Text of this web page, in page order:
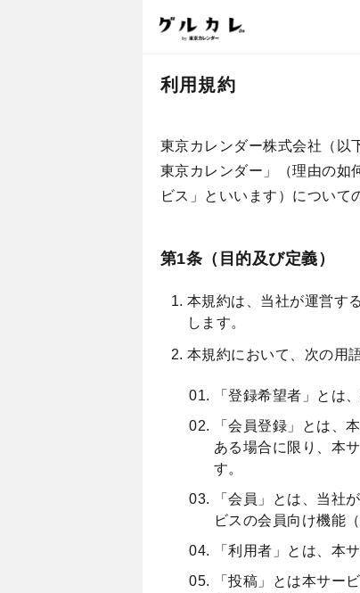
利用規約
東京カレンダー株式会社（以
東京カレンダー」（理由の如
ビス」といいます）について
第1条（目的及び定義）
本規約は、当社が運営す
します。
本規約において、次の用
「登録希望者」とは
「会員登録」とは、
ある場合に限り、本
す。
「会員」とは、当社
ビスの会員向け機能
「利用者」とは、本
「投稿」とは本サー